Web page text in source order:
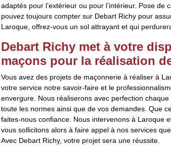
adaptés pour l’extérieur ou pour l’intérieur. Pose
pouvez toujours compter sur Debart Richy pour
Laroque, offrez-vous un sol attrayant et qui
Debart Richy met à votre
maçons pour la réalisation
Vous avez des projets de maçonnerie à réaliser à
votre service notre savoir-faire et le
envergure. Nous réaliserons avec perfection
toute les normes ainsi que de vos demandes. Que
faites-nous confiance. Nous intervenons à Laroque
vous sollicitons alors à faire appel à nos services
Avec Debart Richy, votre projet sera une réussite.